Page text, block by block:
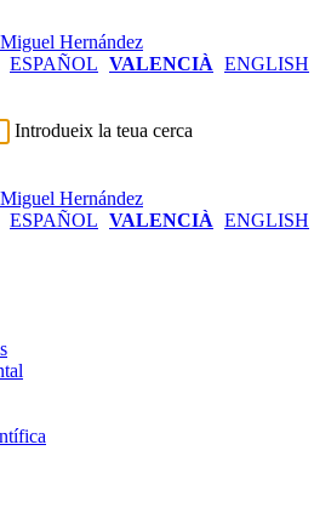
ESPAÑOL VALENCIÀ ENGLISH
Introdueix la teua cerca
ESPAÑOL VALENCIÀ ENGLISH